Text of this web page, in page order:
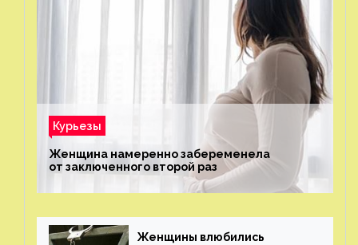
Курьезы
Женщина намеренно забеременела
от заключенного второй раз
Женщины влюбились